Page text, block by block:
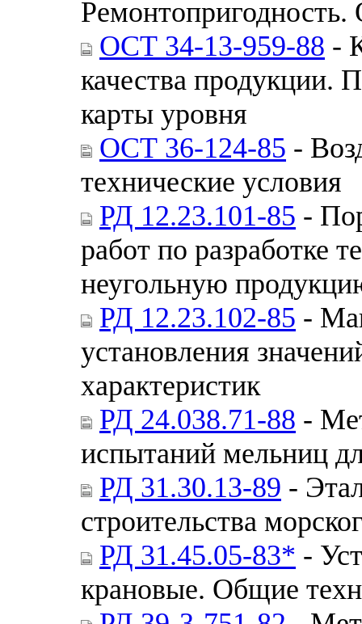
ОСТ 34-13-959-88 -
качества продукции.
карты уровня
ОСТ 36-124-85 -
технические условия
РД 12.23.101-85 -
работ по разработке
неугольную
РД 12.23.102-85 -
установления
характеристик
РД 24.038.71-88 -
испытаний мельниц
РД 31.30.13-89 -
строительства
РД 31.45.05-83* -
крановые. Общие